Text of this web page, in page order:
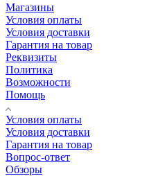
Магазины
Условия оплаты
Условия доставки
Гарантия на товар
Реквизиты
Политика
Возможности
Помощь
Условия оплаты
Условия доставки
Гарантия на товар
Вопрос-ответ
Обзоры